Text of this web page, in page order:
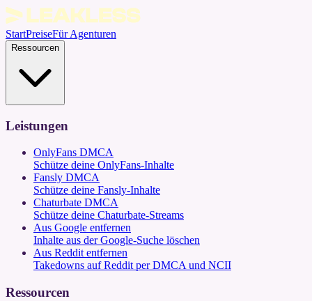
StartPreiseFür Agenturen
Ressourcen
Leistungen
OnlyFans DMCA
Schütze deine OnlyFans-Inhalte
Fansly DMCA
Schütze deine Fansly-Inhalte
Chaturbate DMCA
Schütze deine Chaturbate-Streams
Aus Google entfernen
Inhalte aus der Google-Suche löschen
Aus Reddit entfernen
Takedowns auf Reddit per DMCA und NCII
Ressourcen